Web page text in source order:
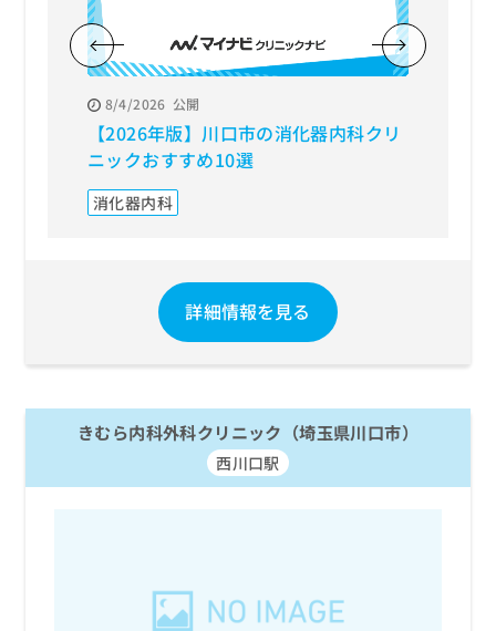
8/4/2026 公開
【2026年版】川口市の消化器内科クリ
ニックおすすめ10選
消化器内科
詳細情報を見る
きむら内科外科クリニック（埼玉県川口市）
西川口駅